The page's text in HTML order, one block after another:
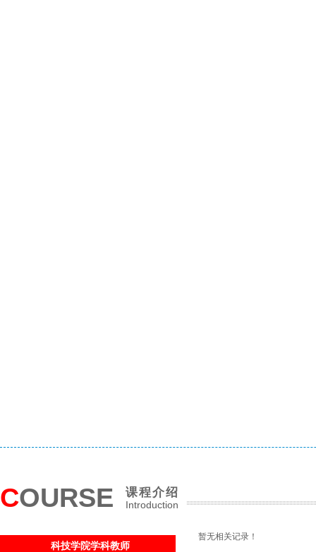
COURSE 课程介绍
Introduction
暂无相关记录！
科技学院学科教师